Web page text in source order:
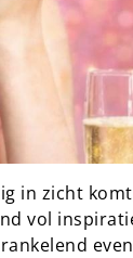
in zicht
vol